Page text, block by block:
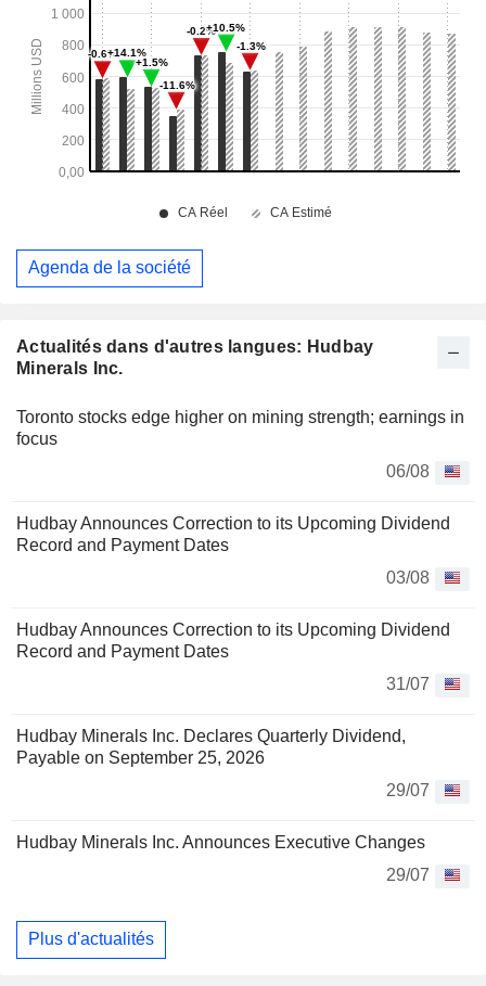
Actualités dans d'autres langues: Hudbay
Minerals Inc.
Toronto stocks edge higher on mining strength; earnings in
focus
06/08
Hudbay Announces Correction to its Upcoming Dividend
Record and Payment Dates
03/08
Hudbay Announces Correction to its Upcoming Dividend
Record and Payment Dates
31/07
Hudbay Minerals Inc. Declares Quarterly Dividend,
Payable on September 25, 2026
29/07
Hudbay Minerals Inc. Announces Executive Changes
29/07
Plus d'actualités
Agenda de la société